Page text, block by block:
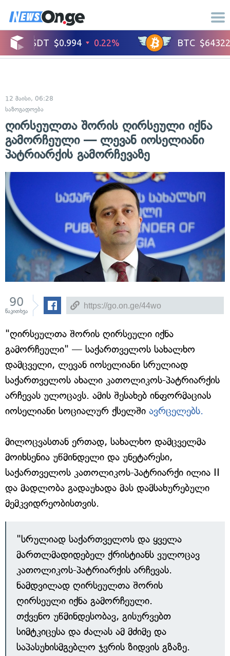
12 მაისი, 06:28
საზოგადოება
ღირსეულთა შორის ღირსეული იქნა
გამორჩეული — ლევან იოსელიანი
პატრიარქის გამორჩევაზე
90
წაკითხვა
"ღირსეულთა შორის ღირსეული იქნა
გამორჩეული" — საქართველოს სახალხო
დამცველი, ლევან იოსელიანი სრულიად
საქართველოს ახალი კათოლიკოს-პატრიარქის
არჩევას ულოცავს. ამის შესახებ ინფორმაციას
იოსელიანი სოციალურ ქსელში ავრცელებს.
მილოცვასთან ერთად, სახალხო დამცველმა
მოიხსენია უწმინდელი და უნეტარესი,
საქართველოს კათოლიკოს-პატრიარქი ილია II
და მადლობა გადაუხადა მას დამსახურებული
მემკვიდრეობისთვის.
"სრულიად საქართველოს და ყველა
მართლმადიდებელ ქრისტიანს ვულოცავ
კათოლიკოს-პატრიარქის არჩევას.
ნამდვილად ღირსეულთა შორის
ღირსეული იქნა გამორჩეული.
თქვენო უწმინდესობავ, გისურვებთ
სიმტკიცესა და ძალას ამ მძიმე და
საპასუხისმგებლო ჯვრის ზიდვის გზაზე.